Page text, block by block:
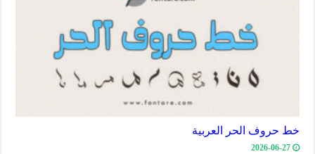
خط حروف الحر العربية
2026-06-27